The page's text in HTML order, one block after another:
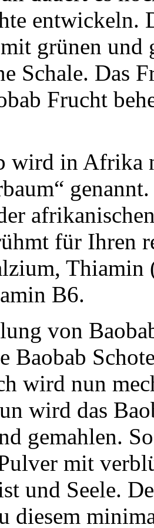
entwickeln.
grünen und
Schale. Das
Frucht
wird in Afrika
für Ihren
Thiamin
B6.
von
Baobab
wird nun
wird das
gemahlen.
mit
und Seele.
diesem